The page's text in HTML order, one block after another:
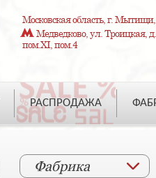
Московская область, г. Мытищи,
Медведково, ул. Троицкая,
пом.XI, пом.4
РАСПРОДАЖА
Фабрика